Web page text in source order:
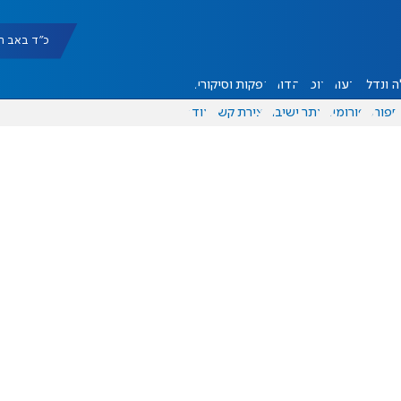
כ"ד באב תשפ"ו
ונדל"ן דעות אוכל יהדות הפקות וסיקורים
ספורט פורומים אתר ישיבה יצירת קשר עוד